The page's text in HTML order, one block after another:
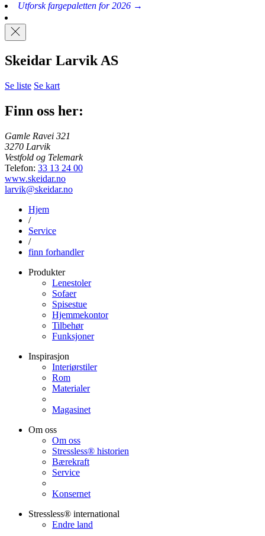
Utforsk fargepaletten for 2026 →
Skeidar Larvik AS
Se liste Se kart
Finn oss her:
Gamle Ravei 321
3270 Larvik
Vestfold og Telemark
Telefon: 33 13 24 00
www.skeidar.no
larvik@skeidar.no
Hjem
/
Service
/
finn forhandler
Produkter
Lenestoler
Sofaer
Spisestue
Hjemmekontor
Tilbehør
Funksjoner
Inspirasjon
Interiørstiler
Rom
Materialer
Magasinet
Om oss
Om oss
Stressless® historien
Bærekraft
Service
Konsernet
Stressless® international
Endre land